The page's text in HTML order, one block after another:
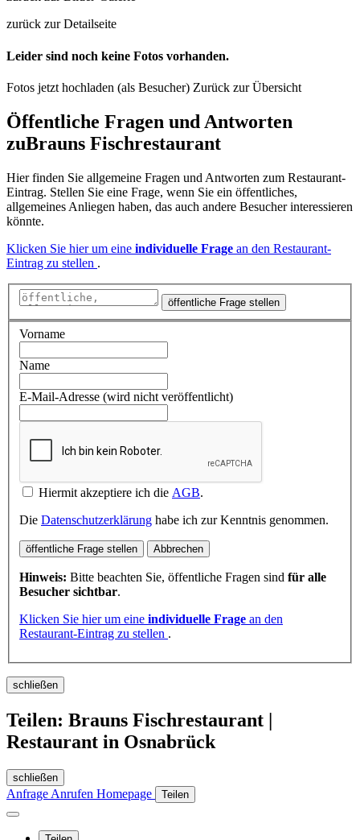
zurück zur Detailseite
Leider sind noch keine Fotos vorhanden.
Fotos jetzt hochladen (als Besucher) Zurück zur Übersicht
Öffentliche Fragen und Antworten
zuBrauns Fischrestaurant
Hier finden Sie allgemeine Fragen und Antworten zum Restaurant-
Eintrag. Stellen Sie eine Frage, wenn Sie ein öffentliches,
allgemeines Anliegen haben, das auch andere Besucher interessieren
könnte.
Klicken Sie hier um eine individuelle Frage an den Restaurant-
Eintrag zu stellen .
öffentliche Frage stellen
Vorname
Name
E-Mail-Adresse (wird nicht veröffentlicht)
Hiermit akzeptiere ich die AGB.
Die Datenschutzerklärung habe ich zur Kenntnis genommen.
öffentliche Frage stellen Abbrechen
Hinweis: Bitte beachten Sie, öffentliche Fragen sind für alle
Besucher sichtbar.
Klicken Sie hier um eine individuelle Frage an den
Restaurant-Eintrag zu stellen .
schließen
Teilen: Brauns Fischrestaurant |
Restaurant in Osnabrück
schließen
Anfrage Anrufen Homepage Teilen